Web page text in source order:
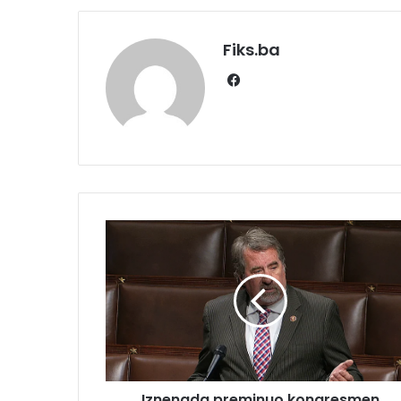
Fiks.ba
Iznenada
Trumpove
stranke,
smanjena
već
tijesna
parlamentarna